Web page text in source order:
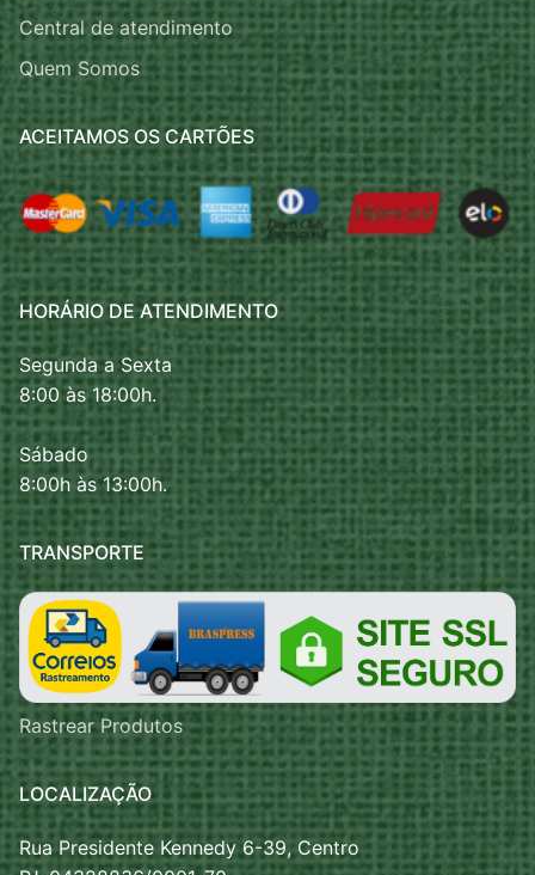
Central de atendimento
Quem Somos
ACEITAMOS OS CARTÕES
HORÁRIO DE ATENDIMENTO
Segunda a Sexta
8:00 às 18:00h.
Sábado
8:00h às 13:00h.
TRANSPORTE
Rastrear Produtos
LOCALIZAÇÃO
Rua Presidente Kennedy 6-39, Centro